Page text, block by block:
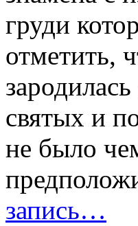
груди
отметить,
святых и
не было
запись…